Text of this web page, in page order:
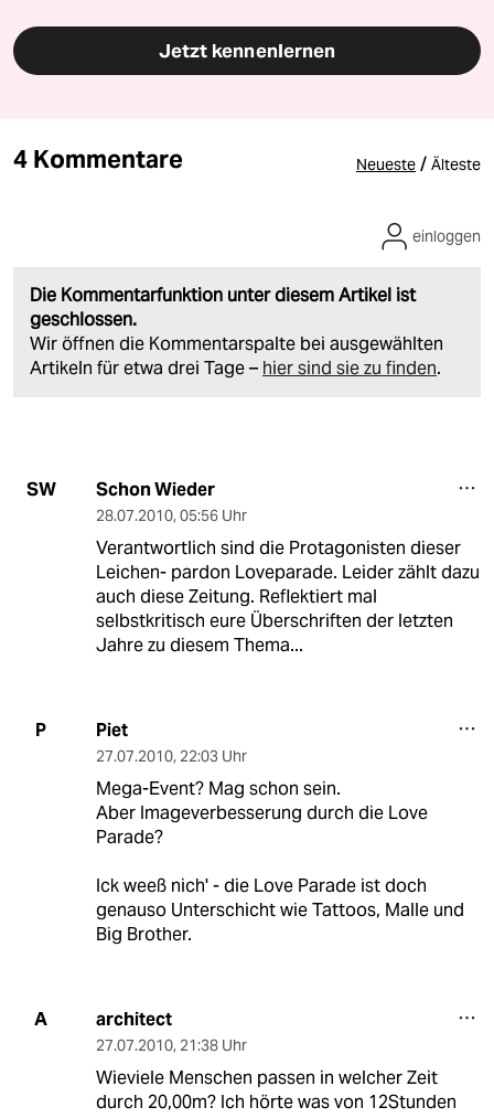
Jetzt kennenlernen
4 Kommentare Neueste / Älteste
Die Kommentarfunktion unter diesem Artikel ist
geschlossen.
Wir öffnen die Kommentarspalte bei ausgewählten
Artikeln für etwa drei Tage – hier sind sie zu finden.
einloggen
SW Schon Wieder
28.07.2010, 05:56 Uhr
Verantwortlich sind die Protagonisten dieser
Leichen- pardon Loveparade. Leider zählt dazu
auch diese Zeitung. Reflektiert mal
selbstkritisch eure Überschriften der letzten
Jahre zu diesem Thema...
P Piet
27.07.2010, 22:03 Uhr
Mega-Event? Mag schon sein.
Aber Imageverbesserung durch die Love
Parade?
Ick weeß nich' - die Love Parade ist doch
genauso Unterschicht wie Tattoos, Malle und
Big Brother.
A architect
27.07.2010, 21:38 Uhr
Wieviele Menschen passen in welcher Zeit
durch 20,00m? Ich hörte was von 12Stunden